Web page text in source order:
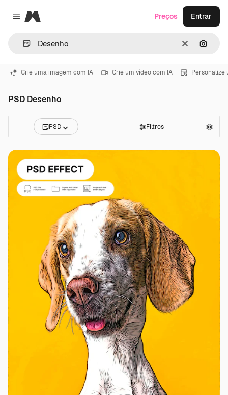
Close menu
Magnific
Limpar
Preços Entrar
Crie uma imagem com IA Crie um vídeo com IA Personalize
PSD Desenho
PSD Filtros